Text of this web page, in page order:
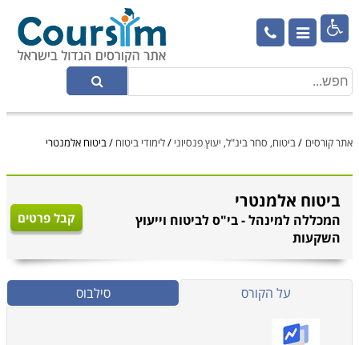

אתר קורסים /ביטוח, סחר בינ"ל, יעוץ פנסיוני /לימודי ביטוח /ביטוח אלמנטרי
ביטוח אלמנטרי
המכללה למינהל - בי"ס לביטוח וייעוץ
השקעות
קבל פרטים
על הקורס סילבוס